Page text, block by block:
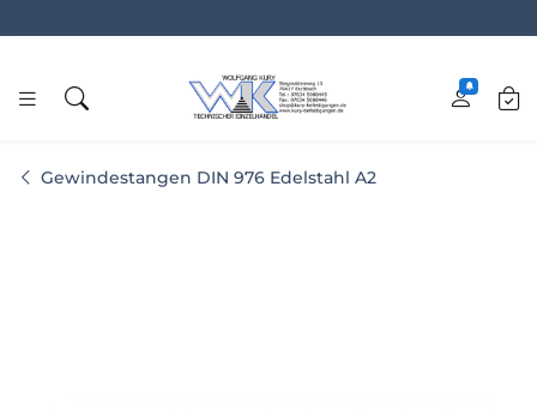
www.kury.de
Gewindestangen DIN 976 Edelstahl A2